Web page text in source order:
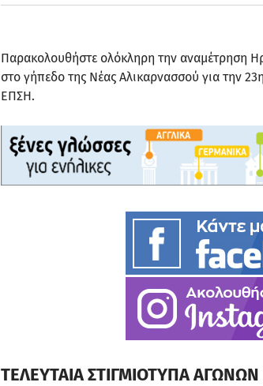
Παρακολουθήστε ολόκληρη την αναμέτρηση
στο γήπεδο της Νέας Αλικαρνασσού για την
ΕΠΣΗ.
ΤΕΛΕΥΤΑΙΑ ΣΤΙΓΜΙΟΤΥΠΑ ΑΓΩΝΩΝ